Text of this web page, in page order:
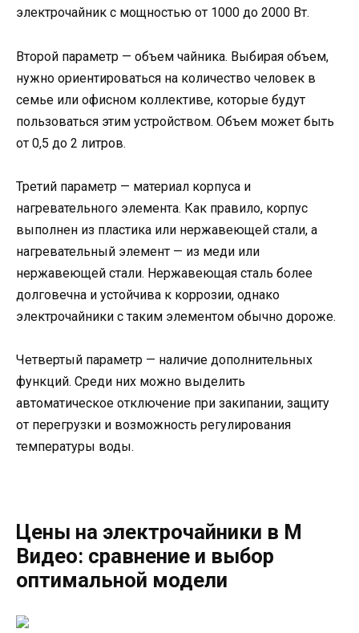
электрочайник с мощностью от 1000 до 2000 Вт.
Второй параметр — объем чайника. Выбирая объем,
нужно ориентироваться на количество человек в
семье или офисном коллективе, которые будут
пользоваться этим устройством. Объем может быть
от 0,5 до 2 литров.
Третий параметр — материал корпуса и
нагревательного элемента. Как правило, корпус
выполнен из пластика или нержавеющей стали, а
нагревательный элемент — из меди или
нержавеющей стали. Нержавеющая сталь более
долговечна и устойчива к коррозии, однако
электрочайники с таким элементом обычно дороже.
Четвертый параметр — наличие дополнительных
функций. Среди них можно выделить
автоматическое отключение при закипании, защиту
от перегрузки и возможность регулирования
температуры воды.
Цены на электрочайники в М
Видео: сравнение и выбор
оптимальной модели